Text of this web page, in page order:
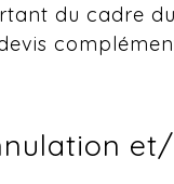
du cadre